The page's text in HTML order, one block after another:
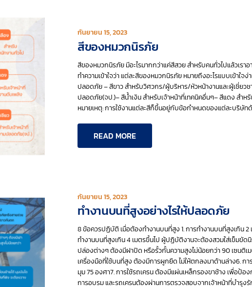
กันยายน 15, 2023
สีของหมวกนิรภัย
สีของหมวกนิรภัย มีอะไรมากกว่าแค่สีสวย สำหรับคนทั่วไปแล้วเรา
ทำความเข้าใจว่า แต่ละสีของหมวกนิรภัย หมายถึงอะไรแบบเข้าใ
ปลอดภัย – สีขาว สำหรับวิศวกร/ผู้บริหาร/หัวหน้างานและผู้เชี่ยว
ปลอดภัย(จป.)– สีน้ำเงิน สำหรับเจ้าหน้าที่เทคนิคอื่นๆ– สีแดง สำ
หมายเหตุ: การใช้งานแต่ละสีก็ขึ้นอยู่กับข้อกำหนดของแต่ละบริษัท
READ MORE
กันยายน 15, 2023
ทำงานบนที่สูงอย่างไรให้ปลอดภัย
8 ข้อควรปฏิบัติ เมื่อต้องทำงานบนที่สูง 1. การทำงานบนที่สูงเกิน
ทำงานบนที่สูงเกิน 4 เมตรขึ้นไป ผู้ปฏิบัติงานจะต้องสวมใส่เข็มขั
ปล่องต่างๆ ต้องมีฝาปิด หรือรั้วกั้นความสูงไม่น้อยกว่า 90 เซนติ
เครื่องมือที่ใช้บนที่สูง ต้องมีการผูกยึด ไม่ให้ตกลงมาด้านล่าง6.
มุม 75 องศา7. การใช้รถเครน ต้องมีแผ่นเหล็กรองขาช้าง เพื่อ
การอบรม และรถเครนต้องผ่านการตรวจสอบจากเจ้าหน้าที่บำรุง